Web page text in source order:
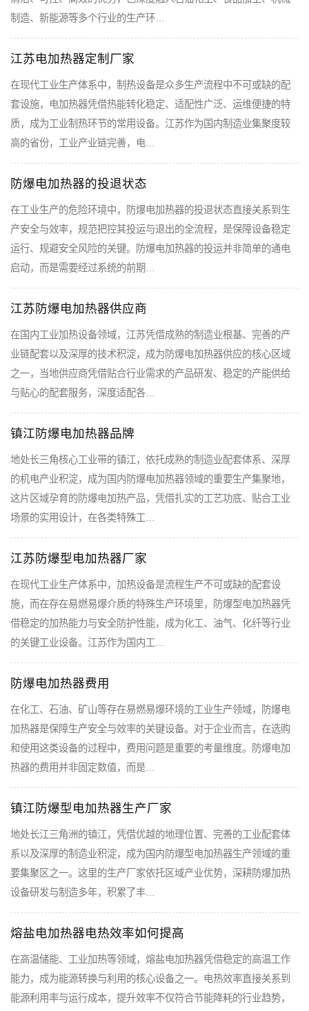
制造、新能源等多个行业的生产环…
江苏电加热器定制厂家
在现代工业生产体系中，制热设备是众多生产流程中不可或缺的配
套设施，电加热器凭借热能转化稳定、适配性广泛、运维便捷的特
质，成为工业制热环节的常用设备。江苏作为国内制造业集聚度较
高的省份，工业产业链完善，电…
防爆电加热器的投退状态
在工业生产的危险环境中，防爆电加热器的投退状态直接关系到生
产安全与效率，规范把控其投运与退出的全流程，是保障设备稳定
运行、规避安全风险的关键。防爆电加热器的投运并非简单的通电
启动，而是需要经过系统的前期…
江苏防爆电加热器供应商
在国内工业加热设备领域，江苏凭借成熟的制造业根基、完善的产
业链配套以及深厚的技术积淀，成为防爆电加热器供应的核心区域
之一，当地供应商凭借贴合行业需求的产品研发、稳定的产能供给
与贴心的配套服务，深度适配各…
镇江防爆电加热器品牌
地处长三角核心工业带的镇江，依托成熟的制造业配套体系、深厚
的机电产业积淀，成为国内防爆电加热器领域的重要生产集聚地，
这片区域孕育的防爆电加热产品，凭借扎实的工艺功底、贴合工业
场景的实用设计，在各类特殊工…
江苏防爆型电加热器厂家
在现代工业生产体系中，加热设备是流程生产不可或缺的配套设
施，而在存在易燃易爆介质的特殊生产环境里，防爆型电加热器凭
借稳定的加热能力与安全防护性能，成为化工、油气、化纤等行业
的关键工业设备。江苏作为国内工…
防爆电加热器费用
在化工、石油、矿山等存在易燃易爆环境的工业生产领域，防爆电
加热器是保障生产安全与效率的关键设备。对于企业而言，在选购
和使用这类设备的过程中，费用问题是重要的考量维度。防爆电加
热器的费用并非固定数值，而是…
镇江防爆型电加热器生产厂家
地处长江三角洲的镇江，凭借优越的地理位置、完善的工业配套体
系以及深厚的制造业积淀，成为国内防爆型电加热器生产领域的重
要集聚区之一。这里的生产厂家依托区域产业优势，深耕防爆加热
设备研发与制造多年，积累了丰…
熔盐电加热器电热效率如何提高
在高温储能、工业加热等领域，熔盐电加热器凭借稳定的高温工作
能力，成为能源转换与利用的核心设备之一。电热效率直接关系到
能源利用率与运行成本，提升效率不仅符合节能降耗的行业趋势，